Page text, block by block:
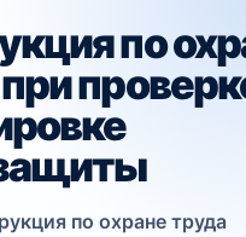
по
по охране труда